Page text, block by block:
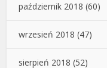
październik 2018 (60)
wrzesień 2018 (47)
sierpień 2018 (52)